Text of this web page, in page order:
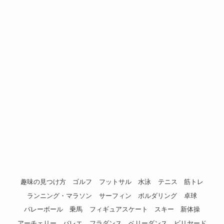
趣味の見つけ方 ゴルフ フットサル 水泳 テニス
筋トレ
ランニング・マラソン
サーフィン ボルダリング
卓球
バレーボール
乗馬 フィギュアスケート スキー
新体操